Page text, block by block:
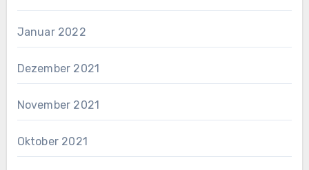
Januar 2022
Dezember 2021
November 2021
Oktober 2021